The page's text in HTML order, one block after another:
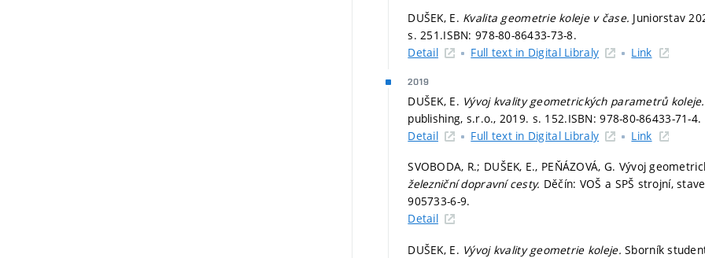
DUŠEK, E. Kvalita geometrie koleje v čase. Juniorstav
s. 251.ISBN: 978-80-86433-73-8.
Detail
Full text in Digital Libraly Link
2019
DUŠEK, E. Vývoj kvality geometrických parametrů
publishing, s.r.o., 2019. s. 152.ISBN: 978-80-86433-71-4.
Detail
Full text in Digital Libraly Link
SVOBODA, R.; DUŠEK, E., PEŇÁZOVÁ, G. Vývoj
železniční dopravní cesty. Děčín: VOŠ a SPŠ strojní,
905733-6-9.
Detail
DUŠEK, E. Vývoj kvality geometrie koleje.Sborník